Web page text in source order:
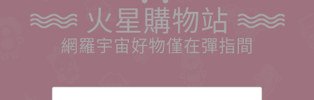
火星購物站
網羅宇宙好物僅在彈指間